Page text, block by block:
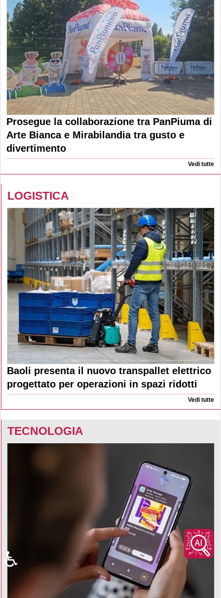
Prosegue la collaborazione tra PanPiuma di
Arte Bianca e Mirabilandia tra gusto e
divertimento
Vedi tutte
LOGISTICA
Baoli presenta il nuovo transpallet elettrico
progettato per operazioni in spazi ridotti
Vedi tutte
TECNOLOGIA